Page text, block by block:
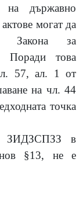
на държавно
могат да
за
Поради това
57, ал. 1 от
на чл. 44
точка
ЗИДЗСПЗЗ в
нов §13, не е